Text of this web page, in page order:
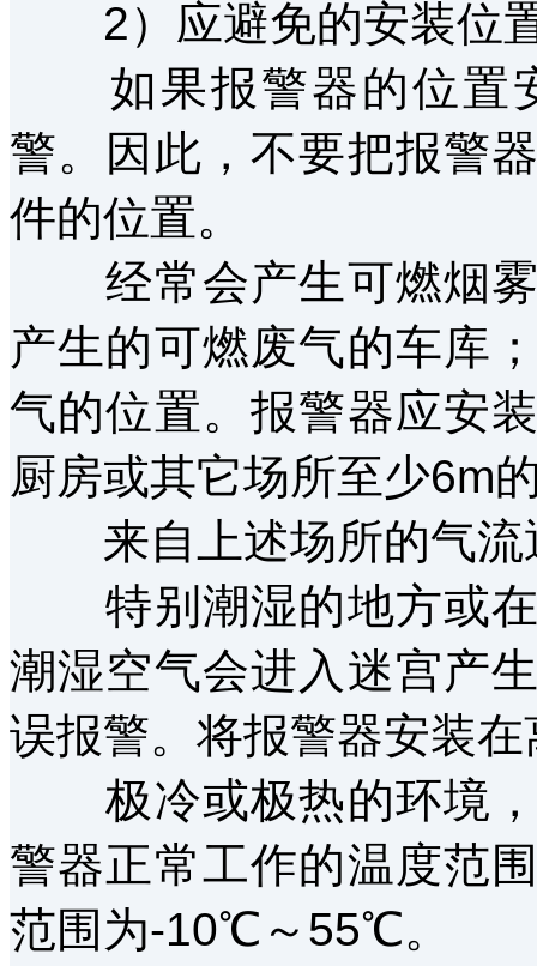
2）应避免的安装位
如果报警器的位置
警。因此，不要把报警
件的位置。
经常会产生可燃烟雾
产生的可燃废气的车库
气的位置。报警器应安
厨房或其它场所至少6m
来自上述场所的气流
特别潮湿的地方或在
潮湿空气会进入迷宫产
误报警。将报警器安装
极冷或极热的环境，
警器正常工作的温度范
范围为-10℃～55℃。